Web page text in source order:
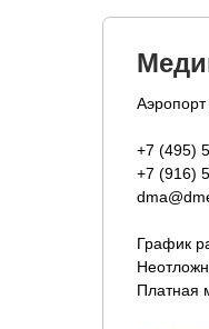
+7 (495)
+7 (916)
График
Платная